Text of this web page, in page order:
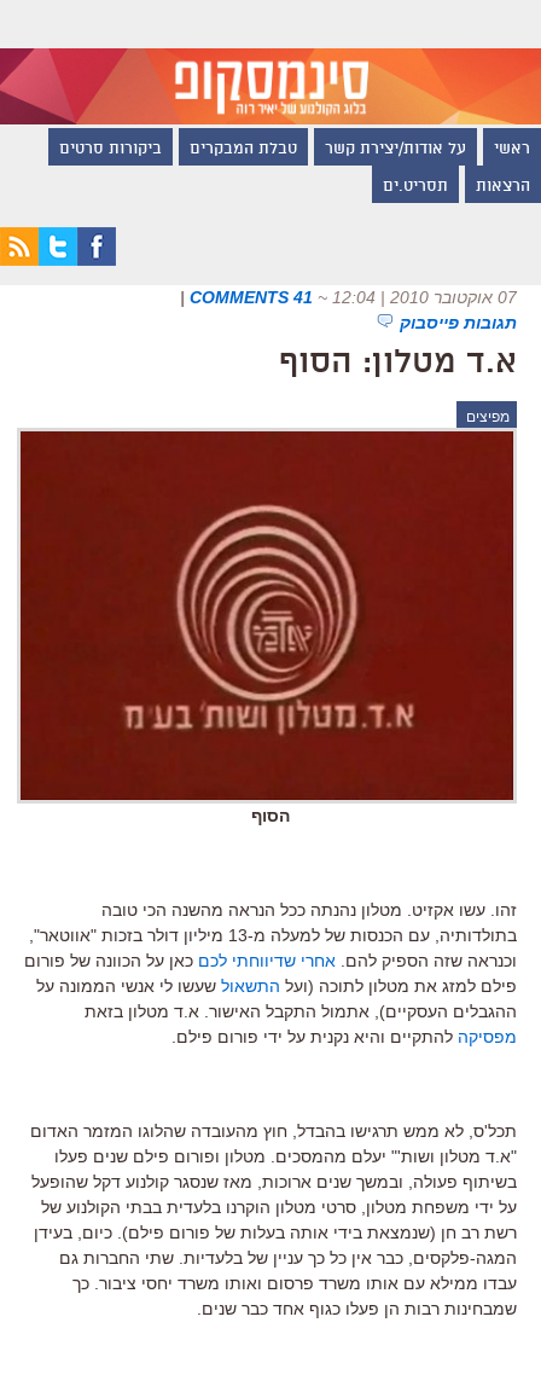
ראשי על אודות/יצירת קשר טבלת המבקרים ביקורות סרטים
הרצאות תסריט.ים
07 אוקטובר 2010 | 12:04 ~
41 COMMENTS
|
תגובות פייסבוק
א.ד מטלון: הסוף
מפיצים
הסוף
זהו. עשו אקזיט. מטלון נהנתה ככל הנראה מהשנה הכי טובה
בתולדותיה, עם הכנסות של למעלה מ-13 מיליון דולר בזכות "אווטאר",
וכנראה שזה הספיק להם. אחרי שדיווחתי לכם כאן על הכוונה של פורום
פילם למזג את מטלון לתוכה (ועל התשאול שעשו לי אנשי הממונה על
ההגבלים העסקיים), אתמול התקבל האישור. א.ד מטלון בזאת
מפסיקה להתקיים והיא נקנית על ידי פורום פילם.
תכל'ס, לא ממש תרגישו בהבדל, חוץ מהעובדה שהלוגו המזמר האדום
"א.ד מטלון ושות'" יעלם מהמסכים. מטלון ופורום פילם שנים פעלו
בשיתוף פעולה, ובמשך שנים ארוכות, מאז שנסגר קולנוע דקל שהופעל
על ידי משפחת מטלון, סרטי מטלון הוקרנו בלעדית בבתי הקולנוע של
רשת רב חן (שנמצאת בידי אותה בעלות של פורום פילם). כיום, בעידן
המגה-פלקסים, כבר אין כל כך עניין של בלעדיות. שתי החברות גם
עבדו ממילא עם אותו משרד פרסום ואותו משרד יחסי ציבור. כך
שמבחינות רבות הן פעלו כגוף אחד כבר שנים.